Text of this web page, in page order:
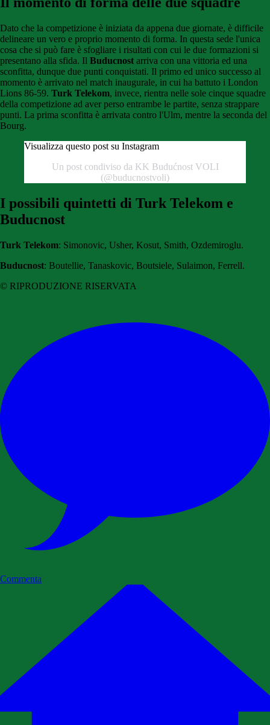
Dato che la competizione è iniziata da appena due giornate, è difficile
delineare un vero e proprio momento di forma. In questa sede l'unica
cosa che si può fare è sfogliare i risultati con cui le due formazioni si
presentano alla sfida. Il Buducnost arriva con una vittoria ed una
sconfitta, dunque due punti conquistati. Il primo ed unico successo al
momento è arrivato nel match inaugurale, in cui ha battuto i London
Lions 86-59. Turk Telekom, invece, rientra nelle sole cinque squadre
della competizione ad aver perso entrambe le partite, senza strappare
punti. La prima sconfitta è arrivata contro l'Ulm, mentre la seconda del
Bourg.
Visualizza questo post su Instagram
Un post condiviso da KK Budućnost VOLI
(@buducnostvoli)
I possibili quintetti di Turk Telekom e
Buducnost
Turk Telekom: Simonovic, Usher, Kosut, Smith, Ozdemiroglu.
Buducnost: Boutellie, Tanaskovic, Boutsiele, Sulaimon, Ferrell.
© RIPRODUZIONE RISERVATA
Commenta